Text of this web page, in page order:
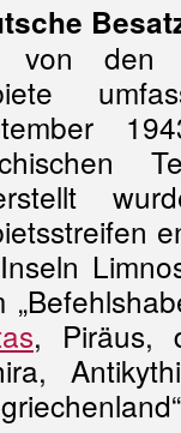
von den
, Piräus,